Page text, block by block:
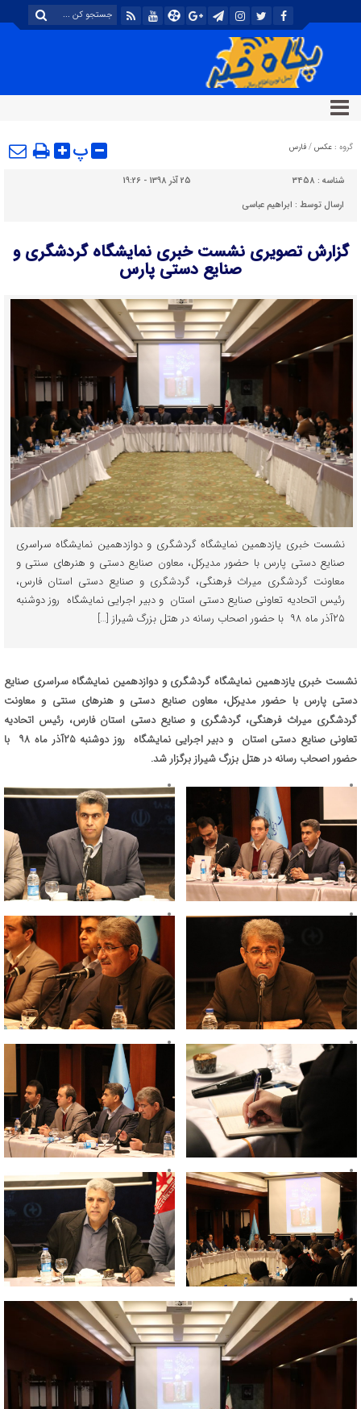
گروه : عکس / فارس پ
شناسه : 3458
25 آذر 1398 - 19:26
ارسال توسط : ابراهیم عباسی
گزارش تصویری نشست خبری نمایشگاه گردشگری و
صنایع دستی پارس
نشست خبری یازدهمین نمایشگاه گردشگری و دوازدهمین نمایشگاه سراسری
صنایع دستی پارس با حضور مدیرکل، معاون صنایع دستی و هنرهای سنتی و
معاونت گردشگری میراث فرهنگی، گردشگری و صنایع دستی استان فارس،
رئیس اتحادیه تعاونی صنایع دستی استان و دبیر اجرایی نمایشگاه روز دوشنبه
۲۵آذر ماه ۹۸ با حضور اصحاب رسانه در هتل بزرگ شیراز […]
نشست خبری یازدهمین نمایشگاه گردشگری و دوازدهمین نمایشگاه سراسری صنایع
دستی پارس با حضور مدیرکل، معاون صنایع دستی و هنرهای سنتی و معاونت
گردشگری میراث فرهنگی، گردشگری و صنایع دستی استان فارس، رئیس اتحادیه
تعاونی صنایع دستی استان و دبیر اجرایی نمایشگاه روز دوشنبه ۲۵آذر ماه ۹۸ با
حضور اصحاب رسانه در هتل بزرگ شیراز برگزار شد.